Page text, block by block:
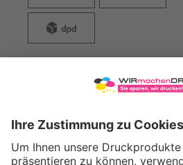
WIRmachenDRUCK GmbH
71522 Backnang
Tel.: +49 (0) 711 995 982 - 20
Fax: +49 (0) 711 995 982 - 21